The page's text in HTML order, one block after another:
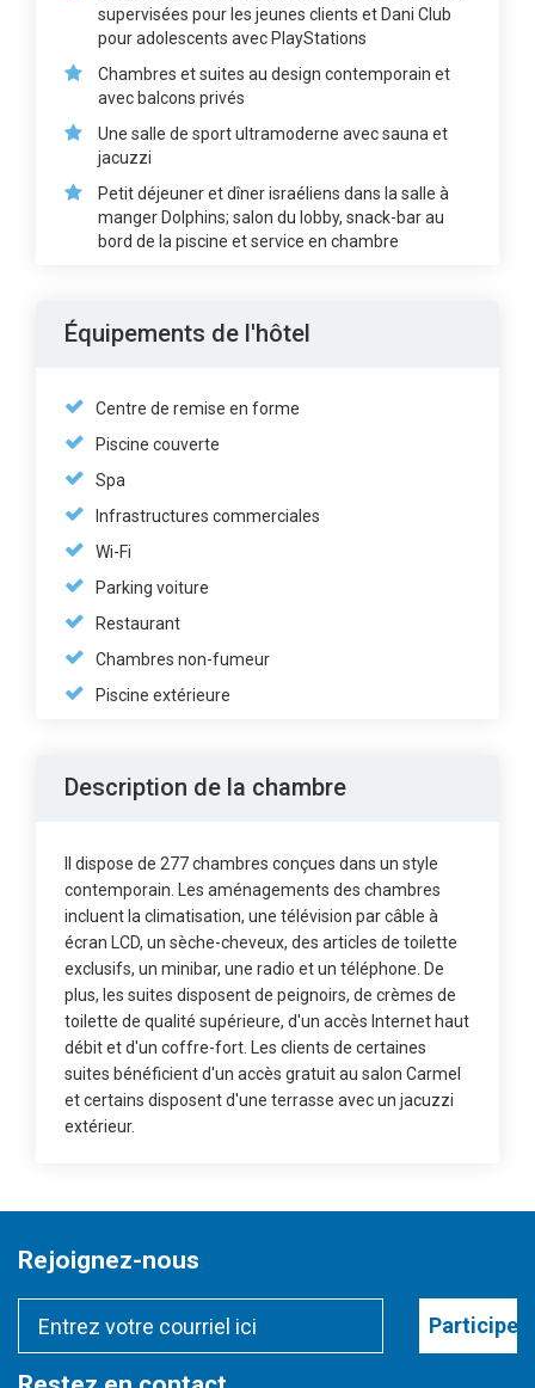
supervisées pour les jeunes clients et Dani Club
pour adolescents avec PlayStations
Chambres et suites au design contemporain et
avec balcons privés
Une salle de sport ultramoderne avec sauna et
jacuzzi
Petit déjeuner et dîner israéliens dans la salle à
manger Dolphins; salon du lobby, snack-bar au
bord de la piscine et service en chambre
Équipements de l'hôtel
Centre de remise en forme
Piscine couverte
Spa
Infrastructures commerciales
Wi-Fi
Parking voiture
Restaurant
Chambres non-fumeur
Piscine extérieure
Description de la chambre
Il dispose de 277 chambres conçues dans un style
contemporain. Les aménagements des chambres
incluent la climatisation, une télévision par câble à
écran LCD, un sèche-cheveux, des articles de toilette
exclusifs, un minibar, une radio et un téléphone. De
plus, les suites disposent de peignoirs, de crèmes de
toilette de qualité supérieure, d'un accès Internet haut
débit et d'un coffre-fort. Les clients de certaines
suites bénéficient d'un accès gratuit au salon Carmel
et certains disposent d'une terrasse avec un jacuzzi
extérieur.
Rejoignez-nous
Participer